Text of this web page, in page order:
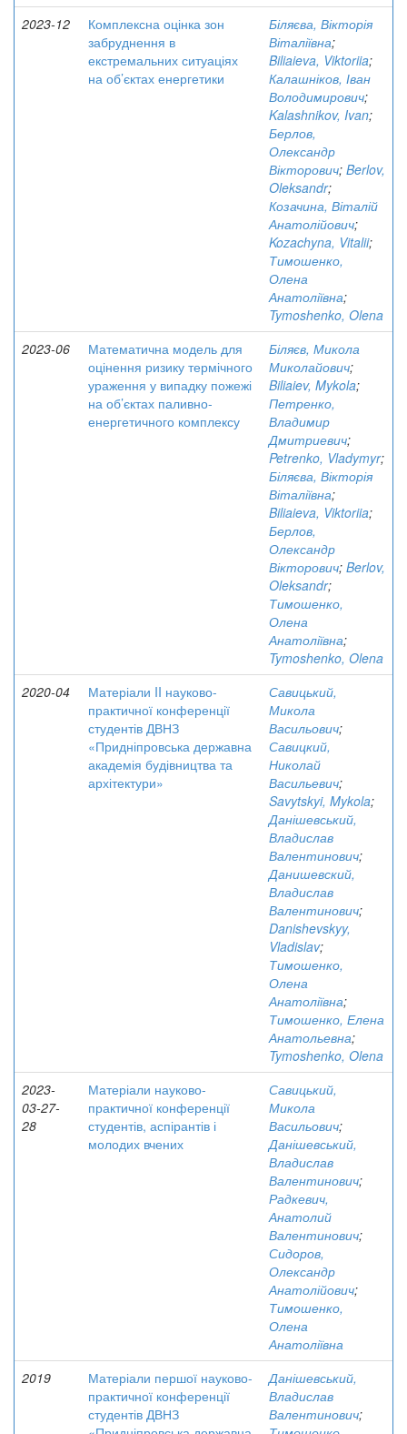
2023-12
Комплексна оцінка зон
забруднення в
екстремальних ситуаціях
на об’єктах енергетики
Біляєва, Вікторія
Віталіївна;
Biliaieva, Viktoriia;
Калашніков, Іван
Володимирович;
Kalashnikov, Ivan;
Берлов,
Олександр
Вікторович; Berlov,
Oleksandr;
Козачина, Віталій
Анатолійович;
Kozachyna, Vitalii;
Тимошенко,
Олена
Анатоліївна;
Tymoshenko, Olena
2023-06
Математична модель для
оцінення ризику термічного
ураження у випадку пожежі
на об’єктах паливно-
енергетичного комплексу
Біляєв, Микола
Миколайович;
Biliaiev, Mykola;
Петренко,
Владимир
Дмитриевич;
Petrenko, Vladymyr;
Біляєва, Вікторія
Віталіївна;
Biliaieva, Viktoriia;
Берлов,
Олександр
Вікторович; Berlov,
Oleksandr;
Тимошенко,
Олена
Анатоліївна;
Tymoshenko, Olena
2020-04
Матеріали II науково-
практичної конференції
студентів ДВНЗ
«Придніпровська державна
академія будівництва та
архітектури»
Савицький,
Микола
Васильович;
Савицкий,
Николай
Васильевич;
Savytskyi, Mykola;
Данішевський,
Владислав
Валентинович;
Данишевский,
Владислав
Валентинович;
Danishevskyy,
Vladislav;
Тимошенко,
Олена
Анатоліївна;
Тимошенко, Елена
Анатольевна;
Tymoshenko, Olena
2023-
03-27-
28
Матеріали науково-
практичної конференції
студентів, аспірантів і
молодих вчених
Савицький,
Микола
Васильович;
Данішевський,
Владислав
Валентинович;
Радкевич,
Анатолий
Валентинович;
Сидоров,
Олександр
Анатолійович;
Тимошенко,
Олена
Анатоліївна
2019
Матеріали першої науково-
практичної конференції
студентів ДВНЗ
Данішевський,
Владислав
Валентинович;